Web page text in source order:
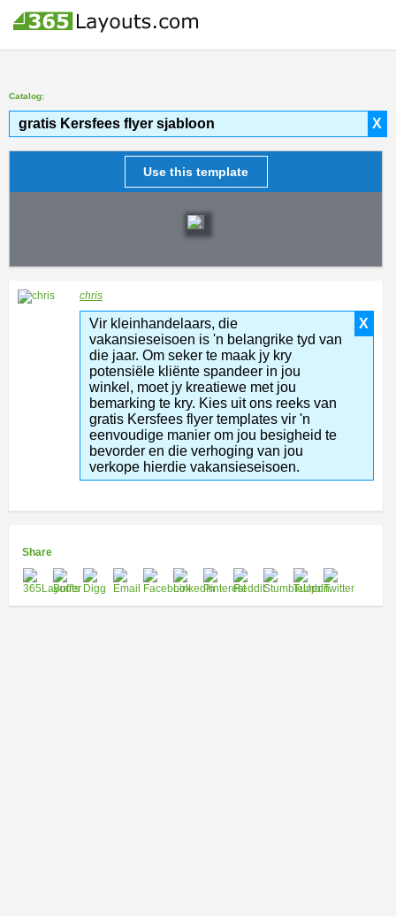
Catalog:
X
gratis Kersfees flyer sjabloon
Use this template
chris
X
Vir kleinhandelaars, die
vakansieseisoen is 'n belangrike tyd van
die jaar. Om seker te maak jy kry
potensiële kliënte spandeer in jou
winkel, moet jy kreatiewe met jou
bemarking te kry. Kies uit ons reeks van
gratis Kersfees flyer templates vir 'n
eenvoudige manier om jou besigheid te
bevorder en die verhoging van jou
verkope hierdie vakansieseisoen.
Share